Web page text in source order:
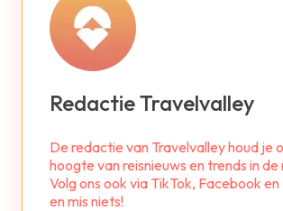
Redactie Travelvalley
De redactie van Travelvalley houd je
hoogte van reisnieuws en trends in de
Volg ons ook via TikTok, Facebook
en mis niets!